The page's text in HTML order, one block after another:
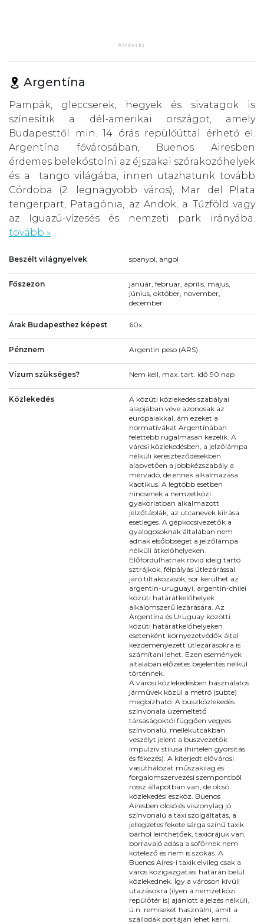
Argentína
Pampák, gleccserek, hegyek és sivatagok is
színesítik a dél-amerikai országot, amely
Budapesttől min. 14 órás repülőúttal érhető el.
Argentína fővárosában, Buenos Airesben
érdemes belekóstolni az éjszakai szórakozóhelyek
és a tango világába, innen utazhatunk tovább
Córdoba (2. legnagyobb város), Mar del Plata
tengerpart, Patagónia, az Andok, a Tűzföld vagy
az Iguazú-vízesés és nemzeti park irányába.
tovább »
Beszélt világnyelvek spanyol, angol
Főszezon
január, február, április, május,
június, október, november,
december
Árak Budapesthez képest 60x
Pénznem Argentin peso (ARS)
Vízum szükséges? Nem kell, max. tart. idő 90 nap
Közlekedés
A közúti közlekedés szabályai
alapjában véve azonosak az
európaiakkal, ám ezeket a
normatívákat Argentínában
felettébb rugalmasan kezelik. A
városi közlekedésben, a jelzőlámpa
nélküli kereszteződésekben
alapvetően a jobbkézszabály a
mérvadó, de ennek alkalmazása
kaotikus. A legtöbb esetben
nincsenek a nemzetközi
gyakorlatban alkalmazott
jelzőtáblák, az utcanevek kiírása
esetleges. A gépkocsivezetők a
gyalogosoknak általában nem
adnak elsőbbséget a jelzőlámpa
nélküli átkelőhelyeken.
Előfordulhatnak rövid ideig tartó
sztrájkok, félpályás útlezárással
járó tiltakozások, sor kerülhet az
argentin-uruguayi, argentin-chilei
közúti határátkelőhelyek
alkalomszerű lezárására. Az
Argentína és Uruguay közötti
közúti határátkelőhelyeken
esetenként környezetvédők által
kezdeményezett útlezárásokra is
számítani lehet. Ezen események
általában előzetes bejelentés nélkül
történnek.
A városi közlekedésben használatos
járművek közül a metró (subte)
megbízható. A buszközlekedés
színvonala üzemeltető
társaságoktól függően vegyes
színvonalú, mellékutcákban
veszélyt jelent a buszvezetők
impulzív stílusa (hirtelen gyorsítás
és fékezés). A kiterjedt elővárosi
vasúthálózat műszakilag és
forgalomszervezési szempontból
rossz állapotban van, de olcsó
közlekedési eszköz. Buenos
Airesben olcsó és viszonylag jó
színvonalú a taxi szolgáltatás, a
jellegzetes fekete sárga színű taxik
bárhol leinthetőek, taxiórájuk van,
borravaló adása a sofőrnek nem
kötelező és nem is szokás. A
Buenos Aires-i taxik elvileg csak a
város közigazgatási határán belül
közlekednek. Így a városon kívüli
utazásokra (ilyen a nemzetközi
repülőtér is) ajánlott a jelzés nélküli,
ú.n. remiseket használni, amit a
szállodák portáján lehet kérni.